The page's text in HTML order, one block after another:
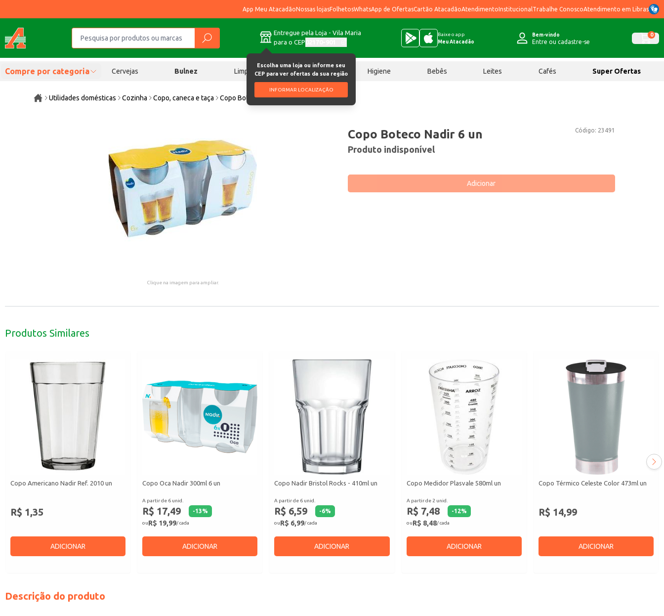
App Meu AtacadãoNossas lojasFolhetosWhatsApp de OfertasCartão AtacadãoAtendimentoInstitucional Trabalhe ConoscoAtendimento em Libras
Entregue pela Loja - Vila Maria
para o CEP
Escolha uma loja ou informe seu
CEP para ver ofertas da sua região
INFORMAR LOCALIZAÇÃO
Baixe o app
Meu Atacadão
Bem-vindo
Entre ou cadastre-se
0
Compre por categoria Cervejas Bulnez Limpeza Chocolates Higiene Bebês Leites Cafés Super Ofertas
Utilidades domésticas Cozinha Copo, caneca e taça Copo Boteco Nadir 6 un
Clique na imagem para ampliar.
Código: 23491
Copo Boteco Nadir 6 un
Produto indisponível
Adicionar
Produtos Similares
Copo Americano Nadir Ref. 2010 un
R$ 1,35
ADICIONAR
Copo Oca Nadir 300ml 6 un
A partir de 6 unid.
R$ 17,49 -13%
ouR$ 19,99/ cada
ADICIONAR
Copo Nadir Bristol Rocks - 410ml un
A partir de 6 unid.
R$ 6,59 -6%
ouR$ 6,99/ cada
ADICIONAR
Copo Medidor Plasvale 580ml un
A partir de 2 unid.
R$ 7,48 -12%
ouR$ 8,48/ cada
ADICIONAR
Copo Térmico Celeste Color 473ml un
R$ 14,99
ADICIONAR
Descrição do produto